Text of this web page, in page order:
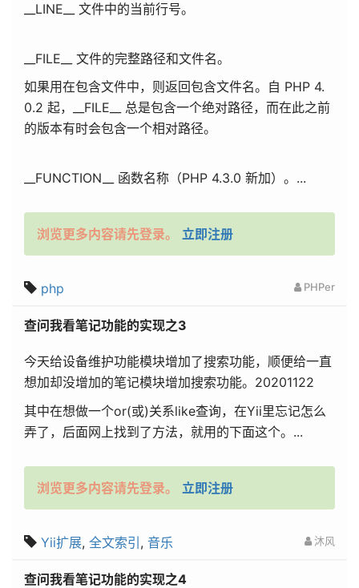
__LINE__ 文件中的当前行号。
__FILE__ 文件的完整路径和文件名。
如果用在包含文件中，则返回包含文件名。自 PHP 4.
0.2 起，__FILE__ 总是包含一个绝对路径，而在此之前
的版本有时会包含一个相对路径。
__FUNCTION__ 函数名称（PHP 4.3.0 新加）。...
浏览更多内容请先登录。 立即注册
php PHPer
查问我看笔记功能的实现之3
今天给设备维护功能模块增加了搜索功能，顺便给一直
想加却没增加的笔记模块增加搜索功能。20201122
其中在想做一个or(或)关系like查询，在Yii里忘记怎么
弄了，后面网上找到了方法，就用的下面这个。...
浏览更多内容请先登录。 立即注册
Yii扩展, 全文索引, 音乐 沐风
查问我看笔记功能的实现之4